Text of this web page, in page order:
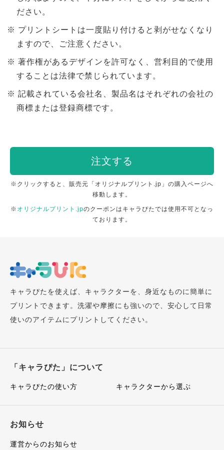
ださい。
プリントシートは一度貼り付けると剥がせなくなり
ますので、ご注意ください。
著作権があるデザインを許可なく、営利目的で使用
することは法律で禁じられています。
記載されている会社名、製品名はそれぞれの会社の
商標または登録商標です。
注文する
※クリックすると、販売元「オリジナルプリント.jp」の購入ページへ
移動します。
※ オリジナルプリント.jpのクーポンはキャラぴたでは使用不可となっ
ております。
キャラぴたを使えば、キャラクターを、身近なものに簡単に
プリントできます。洗濯や摩擦にも強いので、安心して日常
使いのアイテムにプリントしてください。
「キャラぴた」について
キャラぴたの使い方 キャラクターから選ぶ
お知らせ
運営からのお知らせ